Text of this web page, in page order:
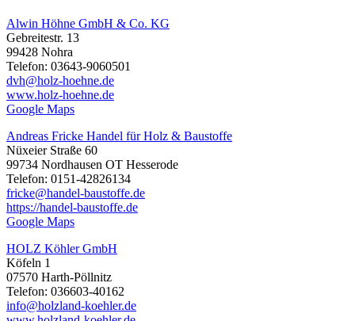
Alwin Höhne GmbH & Co. KG
Gebreitestr. 13
99428 Nohra
Telefon: 03643-9060501
dvh@holz-hoehne.de
www.holz-hoehne.de
Google Maps
Andreas Fricke Handel für Holz & Baustoffe
Nüxeier Straße 60
99734 Nordhausen OT Hesserode
Telefon: 0151-42826134
fricke@handel-baustoffe.de
https://handel-baustoffe.de
Google Maps
HOLZ Köhler GmbH
Köfeln 1
07570 Harth-Pöllnitz
Telefon: 036603-40162
info@holzland-koehler.de